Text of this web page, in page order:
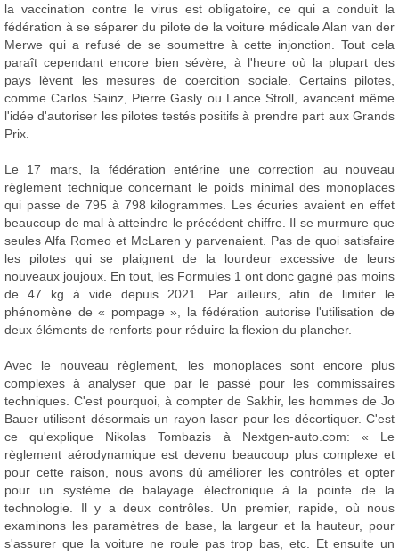
la vaccination contre le virus est obligatoire, ce qui a conduit la
fédération à se séparer du pilote de la voiture médicale Alan van der
Merwe qui a refusé de se soumettre à cette injonction. Tout cela
paraît cependant encore bien sévère, à l'heure où la plupart des
pays lèvent les mesures de coercition sociale. Certains pilotes,
comme Carlos Sainz, Pierre Gasly ou Lance Stroll, avancent même
l'idée d'autoriser les pilotes testés positifs à prendre part aux Grands
Prix.
Le 17 mars, la fédération entérine une correction au nouveau
règlement technique concernant le poids minimal des monoplaces
qui passe de 795 à 798 kilogrammes. Les écuries avaient en effet
beaucoup de mal à atteindre le précédent chiffre. Il se murmure que
seules Alfa Romeo et McLaren y parvenaient. Pas de quoi satisfaire
les pilotes qui se plaignent de la lourdeur excessive de leurs
nouveaux joujoux. En tout, les Formules 1 ont donc gagné pas moins
de 47 kg à vide depuis 2021. Par ailleurs, afin de limiter le
phénomène de « pompage », la fédération autorise l'utilisation de
deux éléments de renforts pour réduire la flexion du plancher.
Avec le nouveau règlement, les monoplaces sont encore plus
complexes à analyser que par le passé pour les commissaires
techniques. C'est pourquoi, à compter de Sakhir, les hommes de Jo
Bauer utilisent désormais un rayon laser pour les décortiquer. C'est
ce qu'explique Nikolas Tombazis à Nextgen-auto.com: « Le
règlement aérodynamique est devenu beaucoup plus complexe et
pour cette raison, nous avons dû améliorer les contrôles et opter
pour un système de balayage électronique à la pointe de la
technologie. Il y a deux contrôles. Un premier, rapide, où nous
examinons les paramètres de base, la largeur et la hauteur, pour
s'assurer que la voiture ne roule pas trop bas, etc. Et ensuite un